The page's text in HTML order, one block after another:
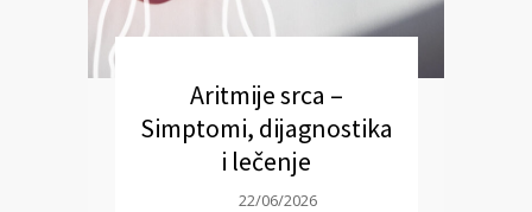
Aritmije srca –
Simptomi, dijagnostika
i lečenje
22/06/2026